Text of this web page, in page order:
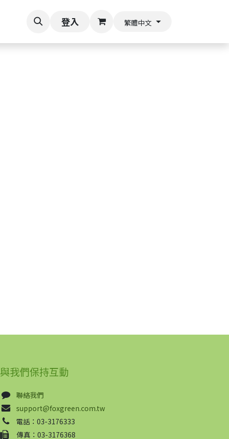
登入 繁體中文
與我們保持互動
聯絡我們
support@foxgreen.com.tw
電話：03-3176333
傳真：03-3176368